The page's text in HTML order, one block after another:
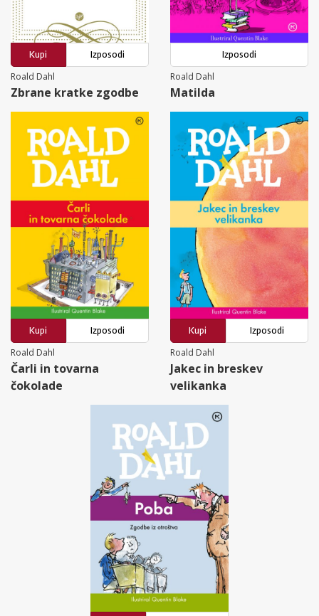
Kupi
Izposodi
Roald Dahl
Zbrane kratke zgodbe
Izposodi
Roald Dahl
Matilda
Kupi
Izposodi
Roald Dahl
Čarli in tovarna
čokolade
Kupi
Izposodi
Roald Dahl
Jakec in breskev
velikanka